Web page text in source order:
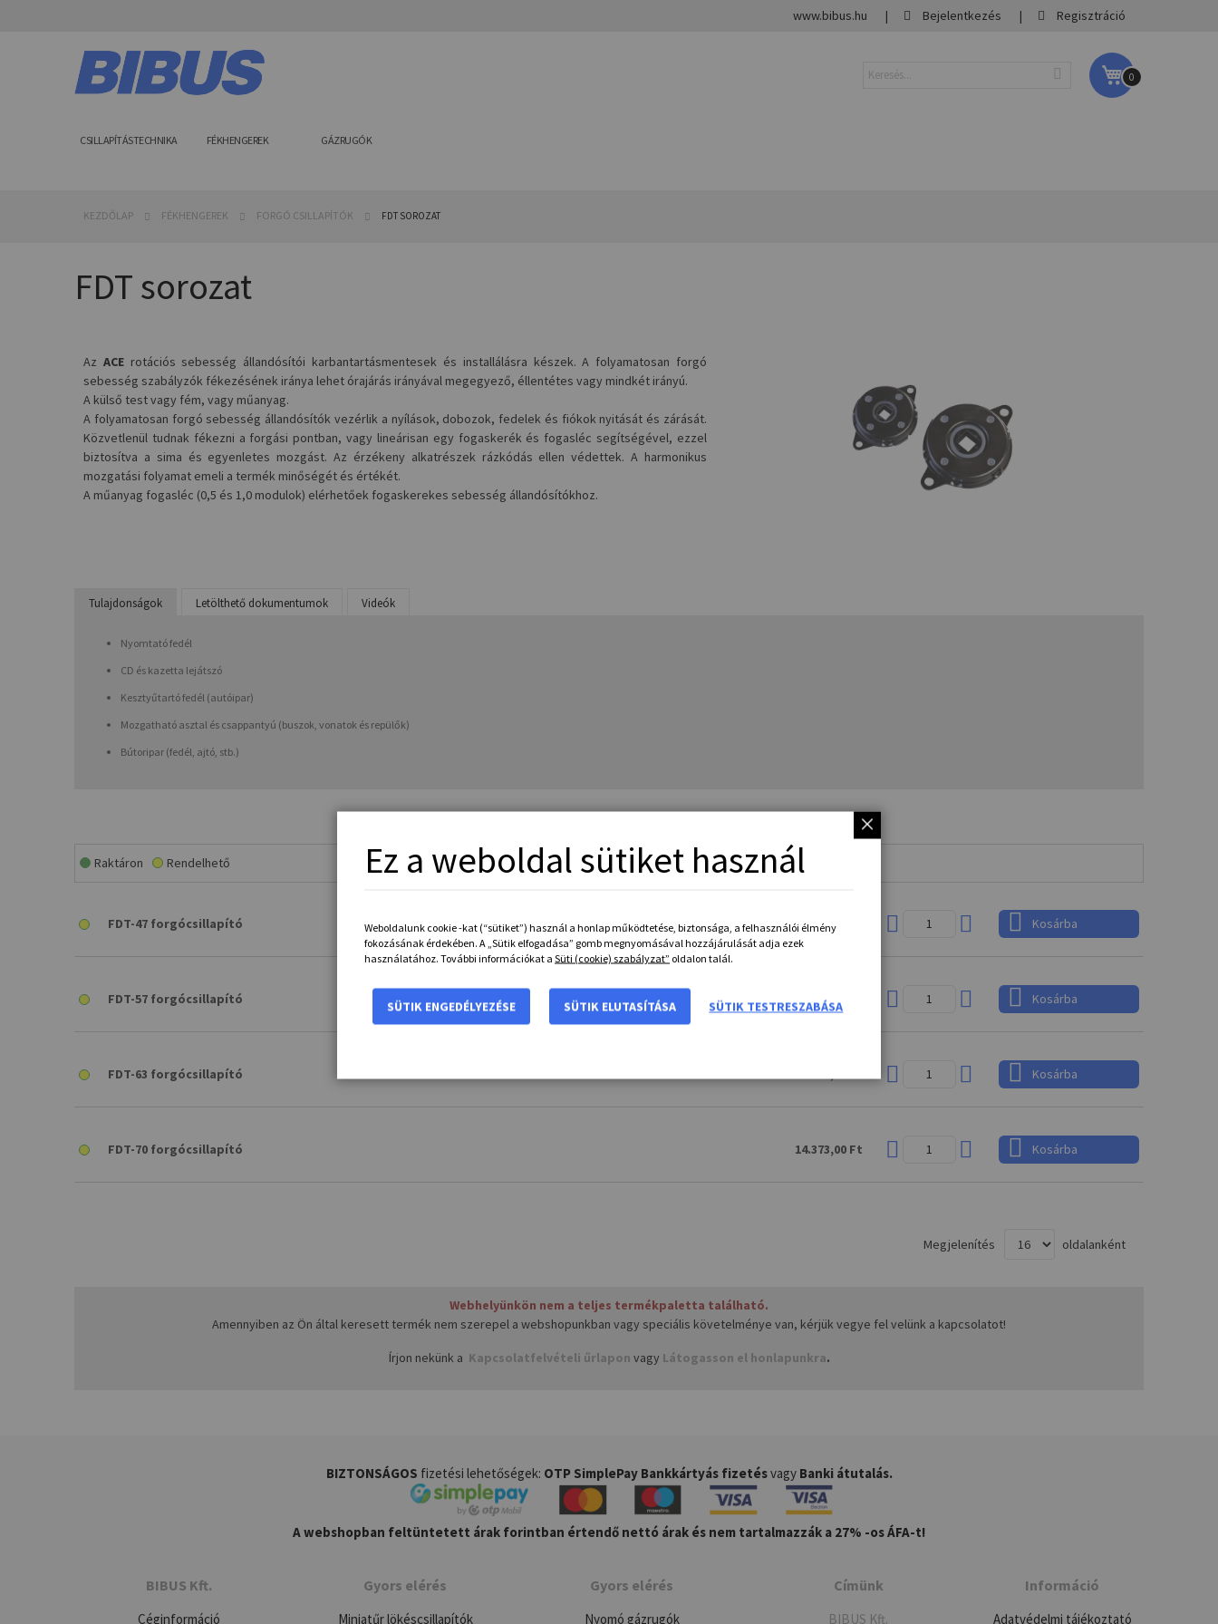
Ugrás
a
tartalomhoz
Kosaram
0
www.bibus.hu Bejelentkezés Regisztráció
CSILLAPÍTÁSTECHNIKA FÉKHENGEREK GÁZRUGÓK
KEZDŐLAP FÉKHENGEREK FORGÓ CSILLAPÍTÓK FDT SOROZAT
FDT sorozat
Az ACErotációs sebesség állandósítói karbantartásmentesek és installálásra készek. A folyamatosan forgó
sebesség szabályzók fékezésének iránya lehet órajárás irányával megegyező, éllentétes vagy mindkét irányú.
A külső test vagy fém, vagy műanyag.
A folyamatosan forgó sebesség állandósítók vezérlik a nyílások, dobozok, fedelek és fiókok nyitását és zárását.
Közvetlenül tudnak fékezni a forgási pontban, vagy lineárisan egy fogaskerék és fogasléc segítségével, ezzel
biztosítva a sima és egyenletes mozgást. Az érzékeny alkatrészek rázkódás ellen védettek. A harmonikus
mozgatási folyamat emeli a termék minőségét és értékét.
A műanyag fogasléc (0,5 és 1,0 modulok) elérhetőek fogaskerekes sebesség állandósítókhoz.
Tulajdonságok Letölthető dokumentumok Videók
Nyomtató fedél
CD és kazetta lejátszó
Kesztyűtartó fedél (autóipar)
Mozgatható asztal és csappantyú (buszok, vonatok és repülők)
Bútoripar (fedél, ajtó, stb.)
Raktáron Rendelhető
FDT-47 forgócsillapító 12.216,00 Ft Kosárba
FDT-57 forgócsillapító 12.952,00 Ft Kosárba
FDT-63 forgócsillapító Kosárba
FDT-70 forgócsillapító 14.373,00 Ft Kosárba
Megjelenítés oldalanként
Webhelyünkön nem a teljes termékpaletta található.
Amennyiben az Ön által keresett termék nem szerepel a webshopunkban vagy speciális követelménye van, kérjük vegye fel velünk a kapcsolatot!
Írjon nekünk a Kapcsolatfelvételi űrlapon vagy Látogasson el honlapunkra.
BIZTONSÁGOS fizetési lehetőségek: OTP SimplePay Bankkártyás fizetésvagy Banki átutalás.
A webshopban feltüntetett árak forintban értendő nettó árak és nem tartalmazzák a 27% -os ÁFA-t!
BIBUS Kft.
Céginformáció
Gyors elérés
Miniatűr lökéscsillapítók
Gyors elérés
Nyomó gázrugók
Címünk
BIBUS Kft.
Információ
Adatvédelmi tájékoztató
Ez a weboldal sütiket használ
Weboldalunk cookie -kat (“sütiket”) használ a honlap működtetése, biztonsága, a felhasználói élmény
fokozásának érdekében. A „Sütik elfogadása” gomb megnyomásával hozzájárulását adja ezek
használatához. További információkat a Süti (cookie) szabályzat” oldalon talál.
SÜTIK ENGEDÉLYEZÉSE SÜTIK ELUTASÍTÁSA SÜTIK TESTRESZABÁSA